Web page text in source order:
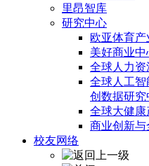
里昂智库
研究中心
欧亚体育产
美好商业中
全球人力
全球人工
创数据研究
全球大健康
商业创新
校友网络